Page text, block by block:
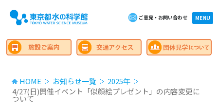
ご意見・お問い合わせ MENU
×close
HOME お知らせ一覧
2025年
4/27(日)開催イベント「似顔絵プレゼント」の内容変更に
ついて